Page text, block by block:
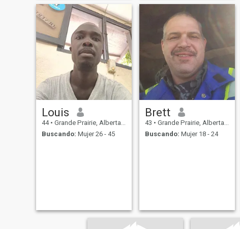
Louis
44 • Grande Prairie, Alberta, Canadá
Buscando: Mujer 26 - 45
Brett
43 • Grande Prairie, Alberta, Canadá
Buscando: Mujer 18 - 24